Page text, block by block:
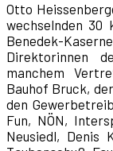
Otto
wechselnden 30
Benedek-
Direktorinnen
manchem
Bauhof Bruck,
den
Fun, NÖN,
Neusiedl, Denis